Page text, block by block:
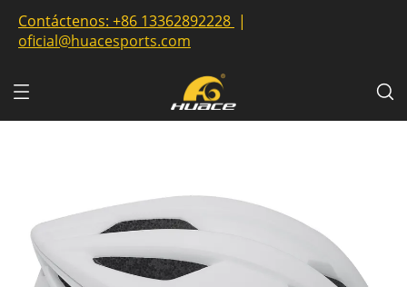
Contáctenos: +86 13362892228 |
oficial@huacesports.com